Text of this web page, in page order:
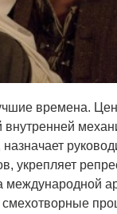
времена.
укрепляет
международной
смехотворные